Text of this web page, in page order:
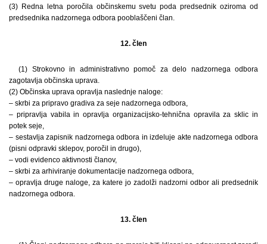
(3) Redna letna poročila občinskemu svetu poda predsednik oziroma od
predsednika nadzornega odbora pooblaščeni član.
12. člen
(1) Strokovno in administrativno pomoč za delo nadzornega odbora
zagotavlja občinska uprava.
(2) Občinska uprava opravlja naslednje naloge:
– skrbi za pripravo gradiva za seje nadzornega odbora,
– pripravlja vabila in opravlja organizacijsko-tehnična opravila za sklic in
potek seje,
– sestavlja zapisnik nadzornega odbora in izdeluje akte nadzornega odbora
(pisni odpravki sklepov, poročil in drugo),
– vodi evidenco aktivnosti članov,
– skrbi za arhiviranje dokumentacije nadzornega odbora,
– opravlja druge naloge, za katere jo zadolži nadzorni odbor ali predsednik
nadzornega odbora.
13. člen